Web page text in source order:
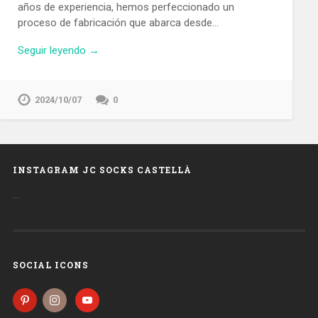
años de experiencia, hemos perfeccionado un
proceso de fabricación que abarca desde…
Seguir leyendo →
2024/10/07 0
INSTAGRAM JC SOCKS CASTELLÀ
SOCIAL ICONS